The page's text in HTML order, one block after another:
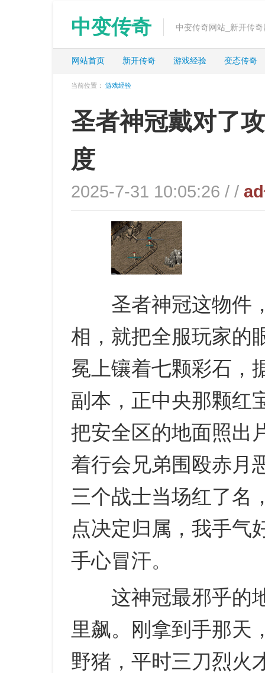
中变传奇 中变传奇网站_新开传
网站首页 新开传奇 游戏经验 变态传奇
当前位置： 游戏经验
圣者神冠戴对了
度
2025-7-31 10:05:26 / /
圣者神冠这物件，
相，就把全服玩家的
冕上镶着七颗彩石，
副本，正中央那颗红
把安全区的地面照出
着行会兄弟围殴赤月
三个战士当场红了名
点决定归属，我手气
手心冒汗。
这神冠最邪乎的地
里飙。刚拿到手那天
野猪，平时三刀烈火